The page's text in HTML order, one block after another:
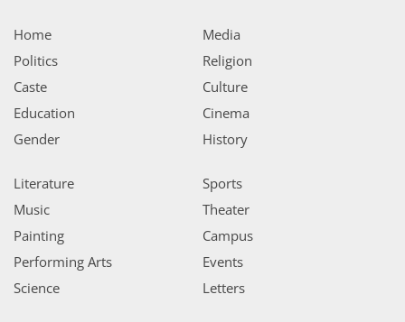
Home
Politics
Caste
Education
Gender
Media
Religion
Culture
Cinema
History
Literature
Music
Painting
Performing Arts
Science
Sports
Theater
Campus
Events
Letters